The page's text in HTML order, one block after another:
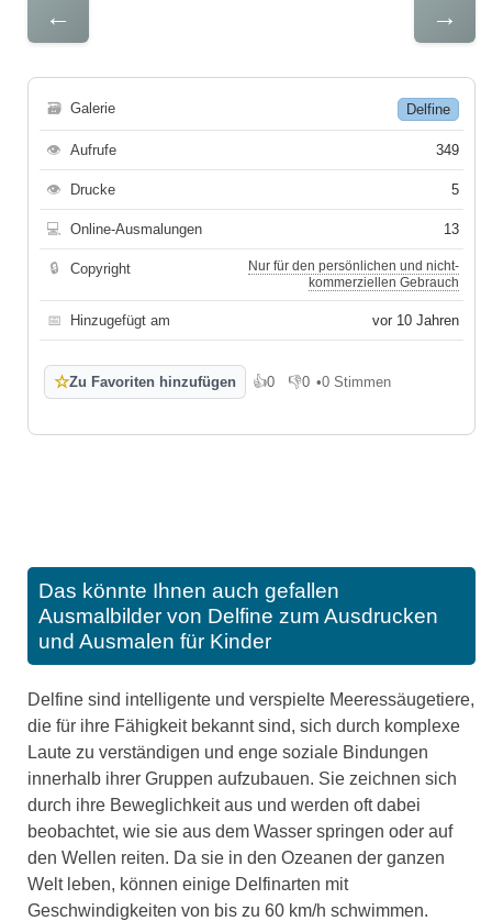
← →
🗃 Galerie Delfine
👁 Aufrufe 349
👁 Drucke 5
💻 Online-Ausmalungen 13
🔒 Copyright
Nur für den persönlichen und nicht-
kommerziellen Gebrauch
📅 Hinzugefügt am vor 10 Jahren
☆Zu Favoriten hinzufügen 👍0
Gefällt mir
👎0
Gefällt mir nicht
•0 Stimmen
Das könnte Ihnen auch gefallen
Ausmalbilder von Delfine zum Ausdrucken
und Ausmalen für Kinder
Delfine sind intelligente und verspielte Meeressäugetiere,
die für ihre Fähigkeit bekannt sind, sich durch komplexe
Laute zu verständigen und enge soziale Bindungen
innerhalb ihrer Gruppen aufzubauen. Sie zeichnen sich
durch ihre Beweglichkeit aus und werden oft dabei
beobachtet, wie sie aus dem Wasser springen oder auf
den Wellen reiten. Da sie in den Ozeanen der ganzen
Welt leben, können einige Delfinarten mit
Geschwindigkeiten von bis zu 60 km/h schwimmen.